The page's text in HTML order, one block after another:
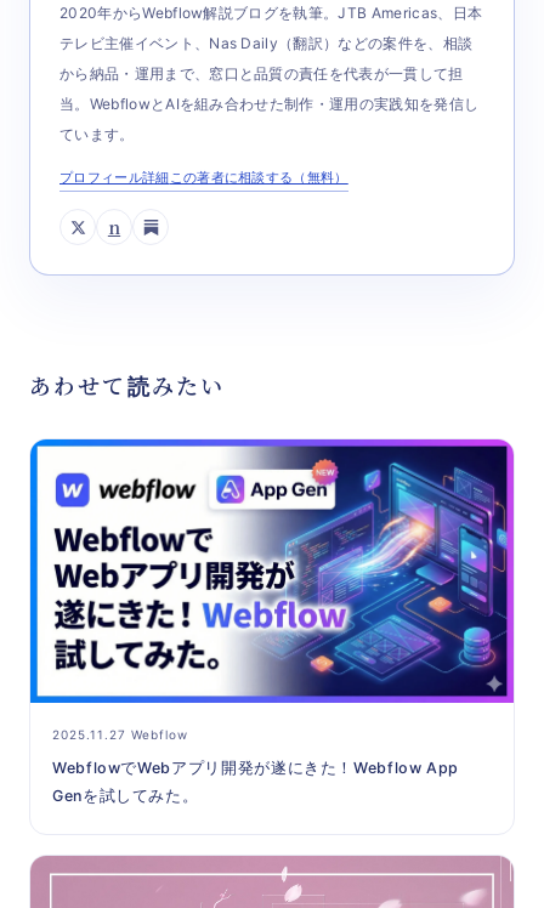
2020年からWebflow解説ブログを執筆。JTB Americas、日本
テレビ主催イベント、Nas Daily（翻訳）などの案件を、相談
から納品・運用まで、窓口と品質の責任を代表が一貫して担
当。WebflowとAIを組み合わせた制作・運用の実践知を発信し
ています。
プロフィール詳細この著者に相談する（無料）
n
あわせて読みたい
2025.11.27 Webflow
WebflowでWebアプリ開発が遂にきた！Webflow App
Genを試してみた。